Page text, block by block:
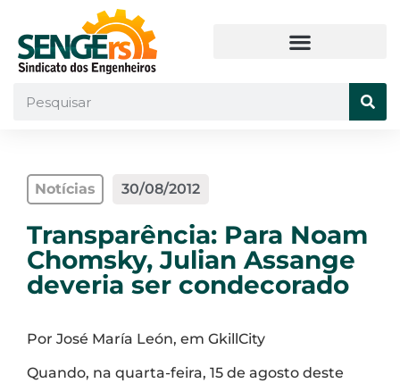
Notícias 30/08/2012
Transparência: Para Noam
Chomsky, Julian Assange
deveria ser condecorado
Por José María León, em GkillCity
Quando, na quarta-feira, 15 de agosto deste